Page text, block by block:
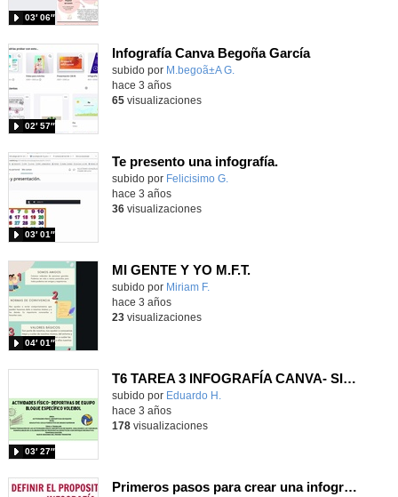
03′ 06″
Infografía Canva Begoña García
subido por M.begoã±A G.
02′ 57″
hace 3 años
65visualizaciones
Te presento una infografía.
Contenido educativo.
subido por Felicisimo G.
03′ 01″
hace 3 años
36visualizaciones
MI GENTE Y YO M.F.T.
Contenido educativo.
subido por Miriam F.
04′ 01″
hace 3 años
23visualizaciones
T6 TAREA 3 INFOGRAFÍA CANVA- SITUACIÓN DE APRENDIZAJE.
Contenido educativo.
subido por Eduardo H.
03′ 27″
hace 3 años
178visualizaciones
Primeros pasos para crear una infografía con Canva